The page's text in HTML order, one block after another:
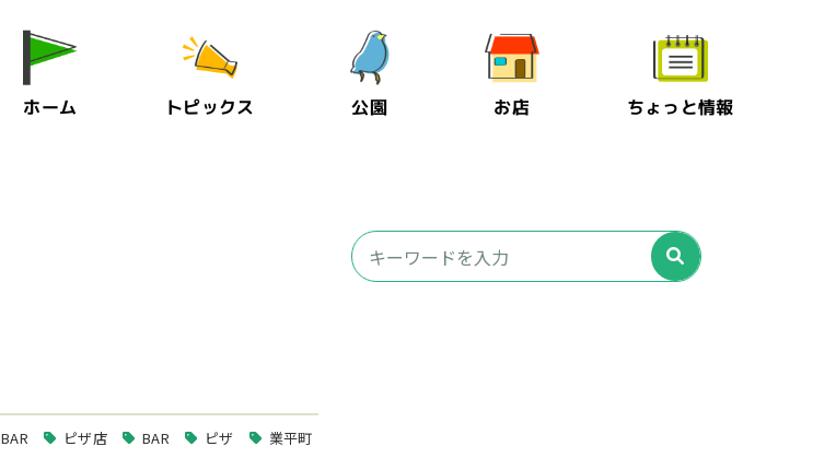
ホーム トピックス 公園 お店 ちょっと情報
BAR ピザ店 BAR ピザ 業平町